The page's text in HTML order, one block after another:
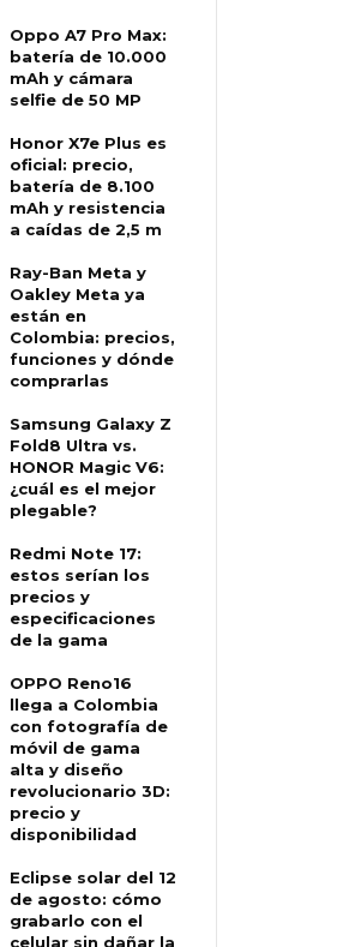
Oppo A7 Pro Max:
batería de 10.000
mAh y cámara
selfie de 50 MP
Honor X7e Plus es
oficial: precio,
batería de 8.100
mAh y resistencia
a caídas de 2,5 m
Ray-Ban Meta y
Oakley Meta ya
están en
Colombia: precios,
funciones y dónde
comprarlas
Samsung Galaxy Z
Fold8 Ultra vs.
HONOR Magic V6:
¿cuál es el mejor
plegable?
Redmi Note 17:
estos serían los
precios y
especificaciones
de la gama
OPPO Reno16
llega a Colombia
con fotografía de
móvil de gama
alta y diseño
revolucionario 3D:
precio y
disponibilidad
Eclipse solar del 12
de agosto: cómo
grabarlo con el
celular sin dañar la